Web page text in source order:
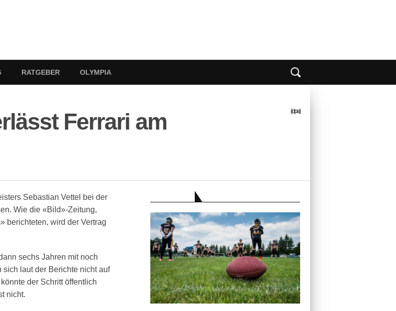
RATGEBER OLYMPIA
Ferrari am
(dpa)
Sebastian Vettel bei der
Wie die «Bild»-Zeitung,
berichteten, wird der Vertrag
sechs Jahren mit noch
laut der Berichte nicht auf
der Schritt öffentlich
nicht.